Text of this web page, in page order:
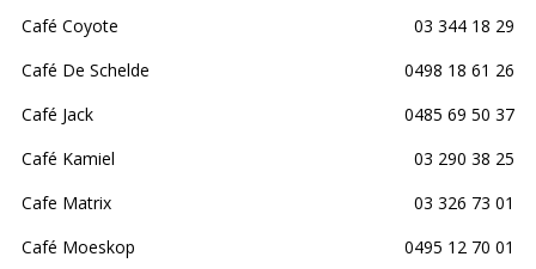
Café Coyote
03 344 18 29
Café De Schelde
0498 18 61 26
Café Jack
0485 69 50 37
Café Kamiel
03 290 38 25
Cafe Matrix
03 326 73 01
Café Moeskop
0495 12 70 01